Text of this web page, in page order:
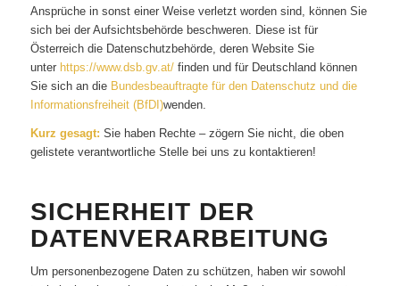
Ansprüche in sonst einer Weise verletzt worden sind, können Sie
sich bei der Aufsichtsbehörde beschweren. Diese ist für
Österreich die Datenschutzbehörde, deren Website Sie
unter https://www.dsb.gv.at/finden und für Deutschland können
Sie sich an die Bundesbeauftragte für den Datenschutz und die
Informationsfreiheit (BfDI)wenden.
Kurz gesagt: Sie haben Rechte – zögern Sie nicht, die oben
gelistete verantwortliche Stelle bei uns zu kontaktieren!
SICHERHEIT DER
DATENVERARBEITUNG
Um personenbezogene Daten zu schützen, haben wir sowohl